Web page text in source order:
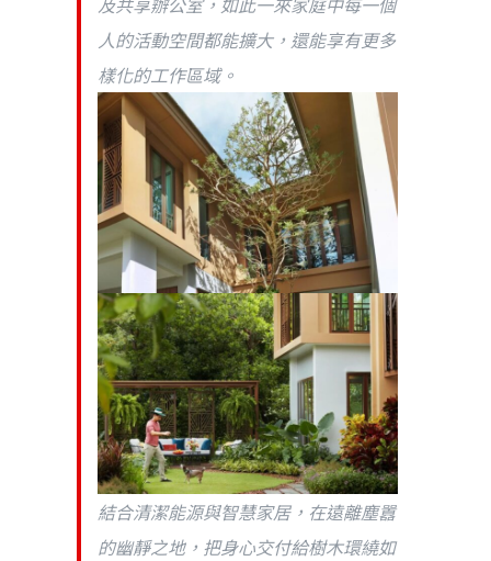
人的活動空間都能擴大，還能享有更多
樣化的工作區域。
結合清潔能源與智慧家居，在遠離塵囂
的幽靜之地，把身心交付給樹木環繞如